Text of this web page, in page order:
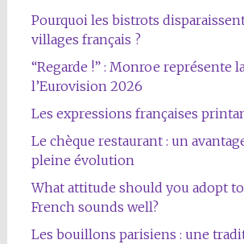
Pourquoi les bistrots
villages français ?
“Regarde !” : Monroe représente
l’Eurovision 2026
Les expressions françaises
Le chèque restaurant : un
pleine évolution
What attitude should you adopt
French sounds well?
Les bouillons parisiens : une